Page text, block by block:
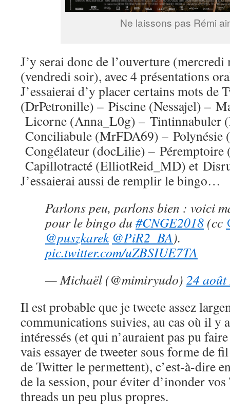
Ne laissons pas Rémi
J’y serai donc de l’ouverture
(vendredi soir), avec 4 présentations
J’essaierai d’y placer certains mots de
(DrPetronille) – Piscine (Nessajel) –
Licorne (Anna_L0g) – Tintinnabuler
Conciliabule (MrFDA69) – Polynésie
Congélateur (docLilie) – Péremptoire
Capillotracté (ElliotReid_MD) et
J’essaierai aussi de remplir le bingo…
Parlons peu, parlons bien : voici
pour le bingo du #CNGE2018 (cc
@puszkarek @PiR2_BA).
pic.twitter.com/uZBSIUE7TA
— Michaël (@mimiryudo) 24 août
Il est probable que je tweete assez
communications suivies, au cas où il y
intéressés (et qui n’auraient pas pu
vais essayer de tweeter sous forme de
de Twitter le permettent), c’est-à-dire
de la session, pour éviter d’inonder
threads un peu plus propres.